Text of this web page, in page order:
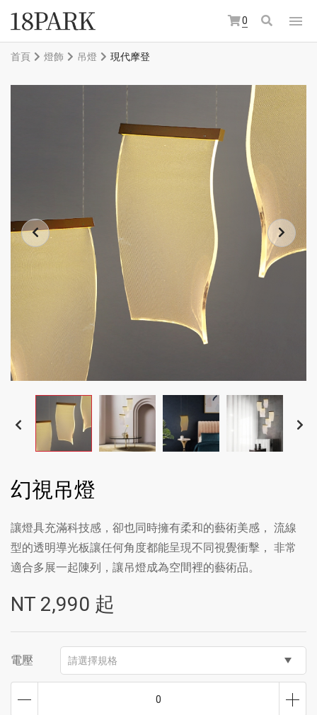
0
首頁 燈飾 吊燈 現代摩登
幻視吊燈
讓燈具充滿科技感，卻也同時擁有柔和的藝術美感， 流線
型的透明導光板讓任何角度都能呈現不同視覺衝擊， 非常
適合多展一起陳列，讓吊燈成為空間裡的藝術品。
NT 2,990 起
電壓 請選擇規格
0